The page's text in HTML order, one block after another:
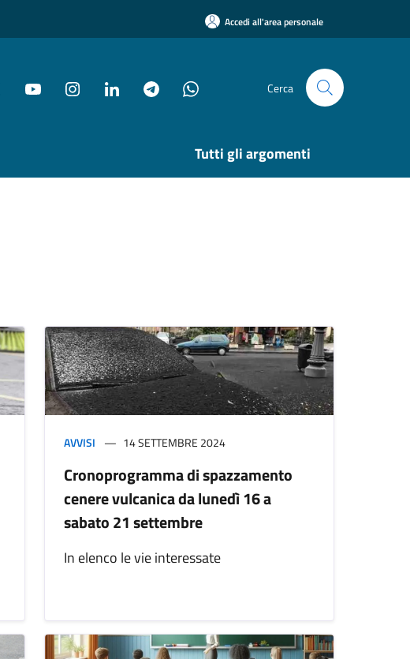
Accedi all'area personale
Cerca
Tutti gli argomenti
AVVISI 14 SETTEMBRE 2024
Cronoprogramma di spazzamento
cenere vulcanica da lunedì 16 a
sabato 21 settembre
In elenco le vie interessate